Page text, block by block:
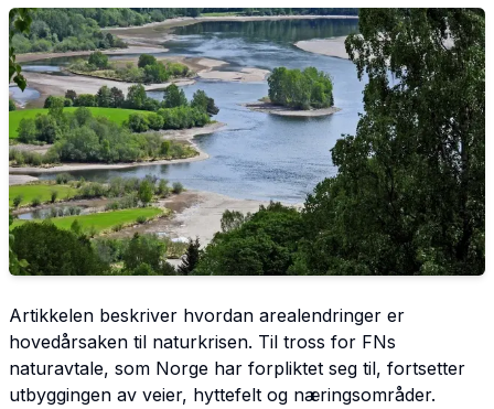
Artikkelen beskriver hvordan arealendringer er
hovedårsaken til naturkrisen. Til tross for FNs
naturavtale, som Norge har forpliktet seg til, fortsetter
utbyggingen av veier, hyttefelt og næringsområder.